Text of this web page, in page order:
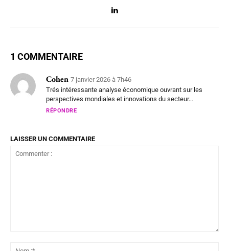
1 COMMENTAIRE
Cohen 7 janvier 2026 à 7h46
Trés intéressante analyse économique ouvrant sur les
perspectives mondiales et innovations du secteur…
RÉPONDRE
LAISSER UN COMMENTAIRE